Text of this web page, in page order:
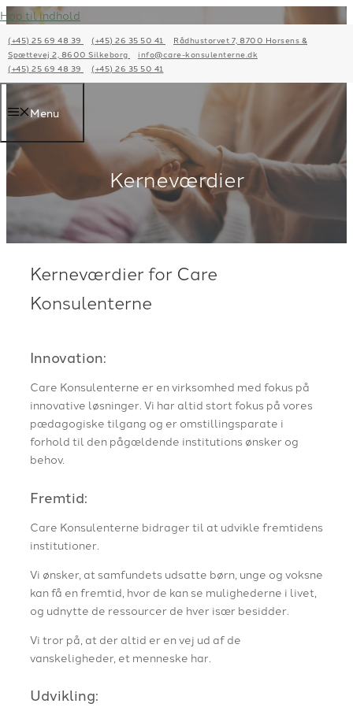
Hop til indhold
(+45) 25 69 48 39 (+45) 26 35 50 41
Rådhustorvet 7, 8700 Horsens &
Spættevej 2, 8600 Silkeborg
info@care-konsulenterne.dk
(+45) 25 69 48 39
(+45) 26 35 50 41
Menu
Kerneværdier
Kerneværdier for Care
Konsulenterne
Innovation:
Care Konsulenterne er en virksomhed med fokus på
innovative løsninger. Vi har altid stort fokus på vores
pædagogiske tilgang og er omstillingsparate i
forhold til den pågældende institutions ønsker og
behov.
Fremtid:
Care Konsulenterne bidrager til at udvikle fremtidens
institutioner.
Vi ønsker, at samfundets udsatte børn, unge og voksne
kan få en fremtid, hvor de kan se mulighederne i livet,
og udnytte de ressourcer de hver især besidder.
Vi tror på, at der altid er en vej ud af de
vanskeligheder, et menneske har.
​Udvikling: